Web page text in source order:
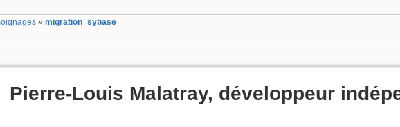
»migration_sybase
Pierre-Louis Malatray, développeur